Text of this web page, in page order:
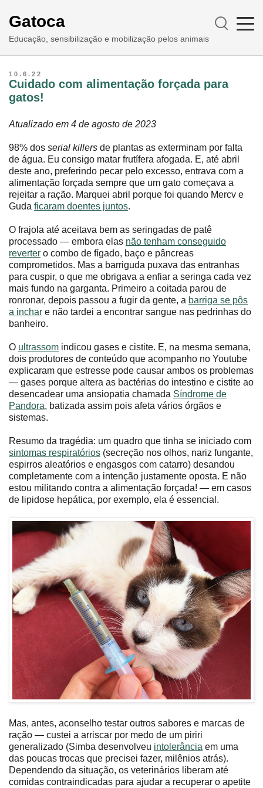
Gatoca
Educação, sensibilização e mobilização pelos animais
10.6.22
Cuidado com alimentação forçada para
gatos!
Atualizado em 4 de agosto de 2023
98% dos serial killers de plantas as exterminam por falta
de água. Eu consigo matar frutífera afogada. E, até abril
deste ano, preferindo pecar pelo excesso, entrava com a
alimentação forçada sempre que um gato começava a
rejeitar a ração. Marquei abril porque foi quando Mercv e
Guda ficaram doentes juntos.
O frajola até aceitava bem as seringadas de patê
processado — embora elas não tenham conseguido
reverter o combo de fígado, baço e pâncreas
comprometidos. Mas a barriguda puxava das entranhas
para cuspir, o que me obrigava a enfiar a seringa cada vez
mais fundo na garganta. Primeiro a coitada parou de
ronronar, depois passou a fugir da gente, a barriga se pôs
a inchar e não tardei a encontrar sangue nas pedrinhas do
banheiro.
O ultrassom indicou gases e cistite. E, na mesma semana,
dois produtores de conteúdo que acompanho no Youtube
explicaram que estresse pode causar ambos os problemas
— gases porque altera as bactérias do intestino e cistite ao
desencadear uma ansiopatia chamada Síndrome de
Pandora, batizada assim pois afeta vários órgãos e
sistemas.
Resumo da tragédia: um quadro que tinha se iniciado com
sintomas respiratórios (secreção nos olhos, nariz fungante,
espirros aleatórios e engasgos com catarro) desandou
completamente com a intenção justamente oposta. E não
estou militando contra a alimentação forçada! — em casos
de lipidose hepática, por exemplo, ela é essencial.
Mas, antes, aconselho testar outros sabores e marcas de
ração — custei a arriscar por medo de um piriri
generalizado (Simba desenvolveu intolerância em uma
das poucas trocas que precisei fazer, milênios atrás).
Dependendo da situação, os veterinários liberam até
comidas contraindicadas para ajudar a recuperar o apetite